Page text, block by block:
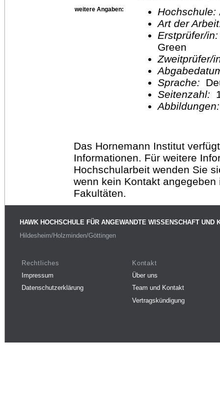
weitere Angaben: Hochschule:
Art der
Erstprüfer/
Green
Sprache:
Seitenzahl:
Das Hornemann Institut
Informationen. Für weitere
Hochschularbeit wenden Sie
wenn kein Kontakt
Fakultäten.
HAWK HOCHSCHULE FÜR ANGEWANDTE WISSENSCHAFT UND
Hildesheim/Holzminden/Göttingen
Rechtliches
Impressum
Datenschutzerklärung
Kontakt
Über uns
Team und Kontakt
Vertragskündigung